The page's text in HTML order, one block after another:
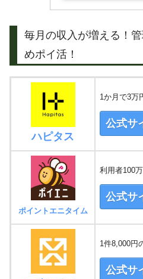
毎月の収入が増える！
めポイ活！
ハピタス
1か月で3万
公式サ
ポイントエニタイム
利用者100
公式サ
1件8,000円
公式サ